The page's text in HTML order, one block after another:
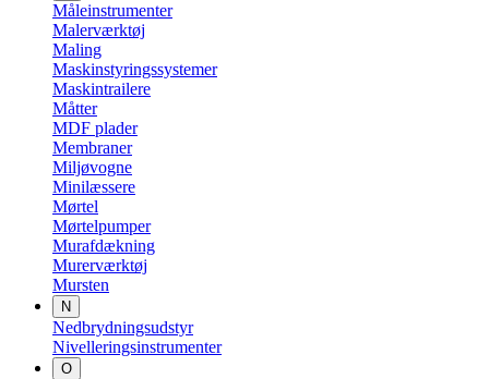
Måleinstrumenter
Malerværktøj
Maling
Maskinstyringssystemer
Maskintrailere
Måtter
MDF plader
Membraner
Miljøvogne
Minilæssere
Mørtel
Mørtelpumper
Murafdækning
Murerværktøj
Mursten
N
Nedbrydningsudstyr
Nivelleringsinstrumenter
O